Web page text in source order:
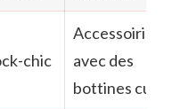
chic
Accessoiriser
avec des
bottines cuir